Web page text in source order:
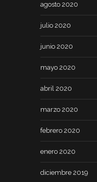
agosto 2020
julio 2020
junio 2020
mayo 2020
abril 2020
marzo 2020
febrero 2020
enero 2020
diciembre 2019